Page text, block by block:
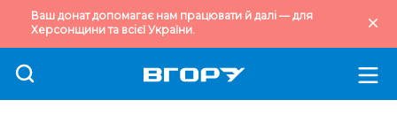
Ваш донат допомагає нам працювати й далі — для
Херсонщини та всієї України.